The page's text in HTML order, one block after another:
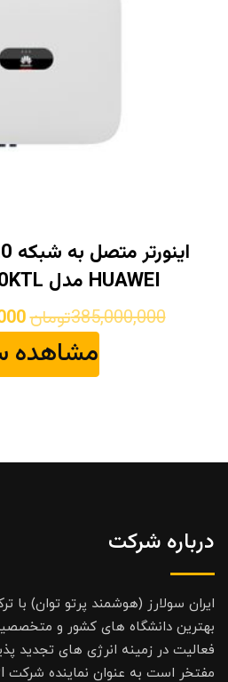
HUAWEI مدل SUN2000-20KTL
385,000,000تومان
اصلیمشاهده
درباره شرکت
ایران سولارز (هوشمند پرتو توان) با
بهترین دانشگاه های کشور و
فعالیت در زمینه انرژی های تجدید